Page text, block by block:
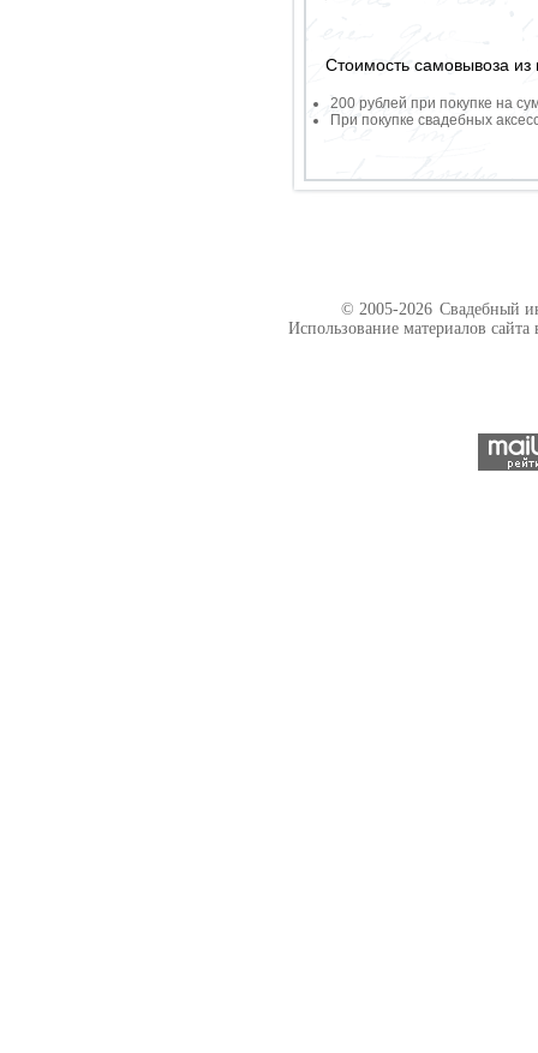
Стоимость самовывоза из
200 рублей при покупке на
При покупке свадебных
© 2005-2026 Свадебный
Использование материалов